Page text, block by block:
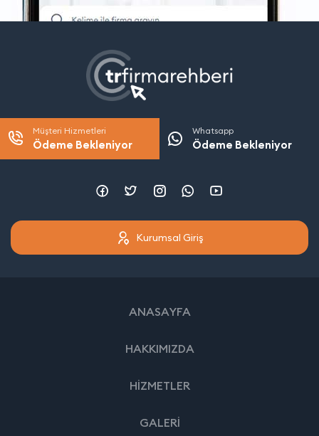
Müşteri Hizmetleri
Ödeme Bekleniyor
Whatsapp
Ödeme Bekleniyor
Kurumsal Giriş
ANASAYFA
HAKKIMIZDA
HİZMETLER
GALERİ